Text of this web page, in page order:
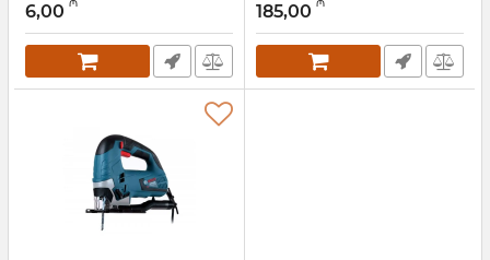
6,00 185,00